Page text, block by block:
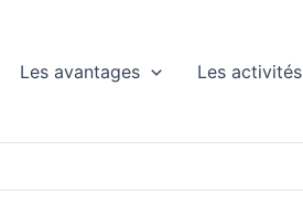
Les avantages Les activités